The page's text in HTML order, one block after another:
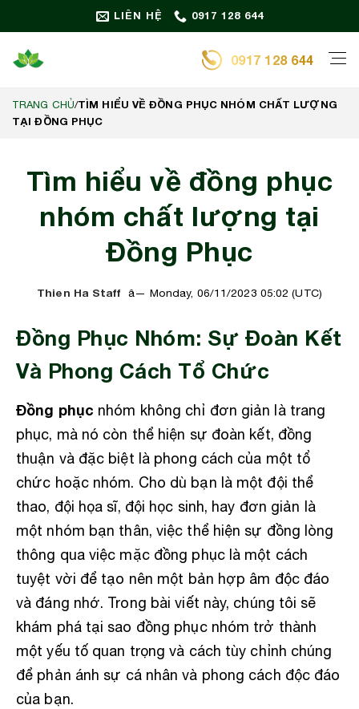
qua
dung
LIÊN HỆ 0917 128 644
0917 128 644
TRANG CHỦ/TÌM HIỂU VỀ ĐỒNG PHỤC NHÓM CHẤT LƯỢNG
TẠI ĐỒNG PHỤC
Tìm hiểu về đồng phục
nhóm chất lượng tại
Đồng Phục
Thien Ha Staff Monday, 06/11/2023 05:02 (UTC)
Đồng Phục Nhóm: Sự Đoàn Kết
Và Phong Cách Tổ Chức
Đồng phục nhóm không chỉ đơn giản là trang
phục, mà nó còn thể hiện sự đoàn kết, đồng
thuận và đặc biệt là phong cách của một tổ
chức hoặc nhóm. Cho dù bạn là một đội thể
thao, đội họa sĩ, đội học sinh, hay đơn giản là
một nhóm bạn thân, việc thể hiện sự đồng lòng
thông qua việc mặc đồng phục là một cách
tuyệt vời để tạo nên một bản hợp âm độc đáo
và đáng nhớ. Trong bài viết này, chúng tôi sẽ
khám phá tại sao đồng phục nhóm trở thành
một yếu tố quan trọng và cách tùy chỉnh chúng
để phản ánh sự cá nhân và phong cách độc đáo
của bạn.